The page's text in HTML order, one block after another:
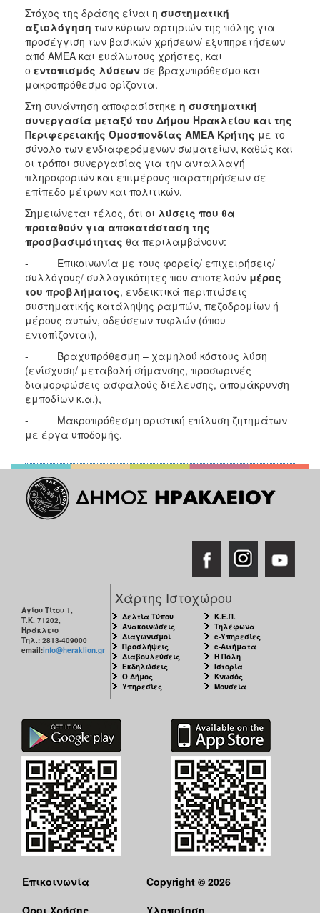
Στόχος της δράσης είναι η συστηματική
αξιολόγηση των κύριων αρτηριών της πόλης για
προσέγγιση των βασικών χρήσεων/ εξυπηρετήσεων
από ΑΜΕΑ και ευάλωτους χρήστες, και
ο εντοπισμός λύσεων σε βραχυπρόθεσμο και
μακροπρόθεσμο ορίζοντα.
Στη συνάντηση αποφασίστηκε η συστηματική
συνεργασία μεταξύ του Δήμου Ηρακλείου και της
Περιφερειακής Ομοσπονδίας ΑΜΕΑ Κρήτης με το
σύνολο των ενδιαφερόμενων σωματείων, καθώς και
οι τρόποι συνεργασίας για την ανταλλαγή
πληροφοριών και επιμέρους παρατηρήσεων σε
επίπεδο μέτρων και πολιτικών.
Σημειώνεται τέλος, ότι οι λύσεις που θα
προταθούν για αποκατάσταση της
προσβασιμότητας θα περιλαμβάνουν:
- Επικοινωνία με τους φορείς/ επιχειρήσεις/
συλλόγους/ συλλογικότητες που αποτελούν μέρος
του προβλήματος, ενδεικτικά περιπτώσεις
συστηματικής κατάληψης ραμπών, πεζοδρομίων ή
μέρους αυτών, οδεύσεων τυφλών (όπου
εντοπίζονται),
- Βραχυπρόθεσμη – χαμηλού κόστους λύση
(ενίσχυση/ μεταβολή σήμανσης, προσωρινές
διαμορφώσεις ασφαλούς διέλευσης, απομάκρυνση
εμποδίων κ.α.),
- Μακροπρόθεσμη οριστική επίλυση ζητημάτων
με έργα υποδομής.
Αγίου Τίτου 1,
Τ.Κ. 71202,
Ηράκλειο
Τηλ.: 2813-409000
email:info@heraklion.gr
Χάρτης Ιστοχώρου
Δελτία Τύπου
Ανακοινώσεις
Διαγωνισμοί
Προσλήψεις
Διαβουλεύσεις
Εκδηλώσεις
Ο Δήμος
Υπηρεσίες
Κ.Ε.Π.
Τηλέφωνα
e-Υπηρεσίες
e-Αιτήματα
Η Πόλη
Ιστορία
Κνωσός
Μουσεία
Επικοινωνία
Copyright © 2026